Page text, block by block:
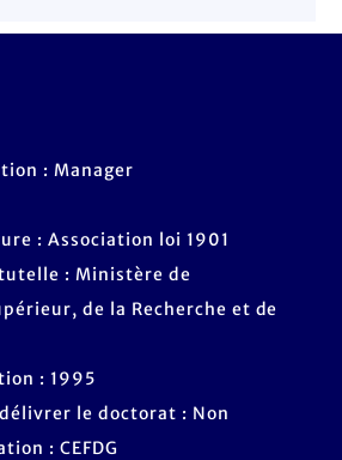
: Manager
: Association loi 1901
: Ministère de
de la Recherche et de
: 1995
le doctorat : Non
: CEFDG